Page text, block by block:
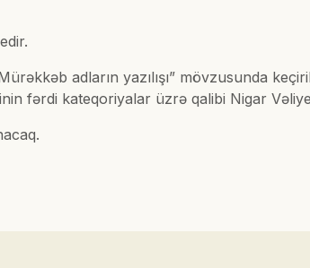
adların yazılışı” mövzusunda
fərdi kateqoriyalar üzrə qalibi Nigar